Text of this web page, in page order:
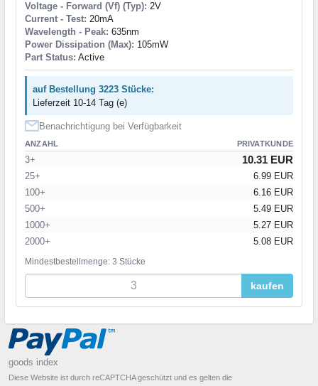
Voltage - Forward (Vf) (Typ): 2V
Current - Test: 20mA
Wavelength - Peak: 635nm
Power Dissipation (Max): 105mW
Part Status: Active
auf Bestellung 3223 Stücke:
Lieferzeit 10-14 Tag (e)
Benachrichtigung bei Verfügbarkeit
ANZAHL PRIVATKUNDE
3+ 10.31 EUR
25+
6.99 EUR
100+
6.16 EUR
500+
5.49 EUR
1000+
5.27 EUR
2000+
5.08 EUR
Mindestbestellmenge: 3 Stücke
kaufen
goods index
Diese Website ist durch reCAPTCHA geschützt und es gelten die